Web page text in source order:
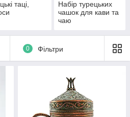
таці,
Набір турецьких
чашок для кави та
чаю
0 Фільтри